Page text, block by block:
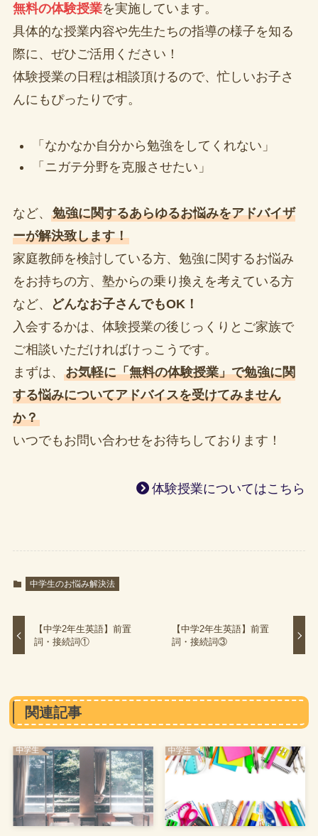
無料の体験授業を実施しています。
具体的な授業内容や先生たちの指導の様子を知る
際に、ぜひご活用ください！
体験授業の日程は相談頂けるので、忙しいお子さ
んにもぴったりです。
「なかなか自分から勉強をしてくれない」
「ニガテ分野を克服させたい」
など、 勉強に関するあらゆるお悩みをアドバイザ
ーが解決致します！
家庭教師を検討している方、勉強に関するお悩み
をお持ちの方、塾からの乗り換えを考えている方
など、
どんなお子さんでもOK！
入会するかは、体験授業の後じっくりとご家族で
ご相談いただければけっこうです。
まずは、 お気軽に「無料の体験授業」で勉強に関
する悩みについてアドバイスを受けてみません
か？
いつでもお問い合わせをお待ちしております！
体験授業についてはこちら
中学生のお悩み解決法
【中学2年生英語】前置
詞・接続詞①
【中学2年生英語】前置
詞・接続詞③
関連記事